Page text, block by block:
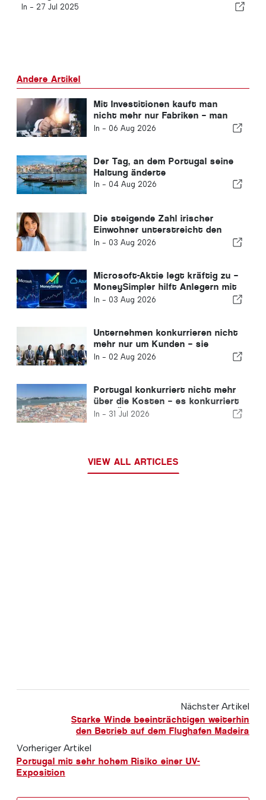
In - 27 Jul 2025
Andere Artikel
Mit Investitionen kauft man
nicht mehr nur Fabriken – man
kauft Wissen
In - 06 Aug 2026
Der Tag, an dem Portugal seine
Haltung änderte
In - 04 Aug 2026
Die steigende Zahl irischer
Einwohner unterstreicht den
Wandel der Algarve zu einem
In - 03 Aug 2026
Microsoft-Aktie legt kräftig zu –
MoneySimpler hilft Anlegern mit
KI-gestütztem automatisiertem
In - 03 Aug 2026
Unternehmen konkurrieren nicht
mehr nur um Kunden – sie
konkurrieren um Talente.
In - 02 Aug 2026
Portugal konkurriert nicht mehr
über die Kosten – es konkurriert
über Ökosysteme
In - 31 Jul 2026
VIEW ALL ARTICLES
Nächster Artikel
Starke Winde beeinträchtigen weiterhin
den Betrieb auf dem Flughafen Madeira
Vorheriger Artikel
Portugal mit sehr hohem Risiko einer UV-
Exposition